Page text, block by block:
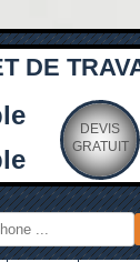
DE
DEVIS
GRATUIT